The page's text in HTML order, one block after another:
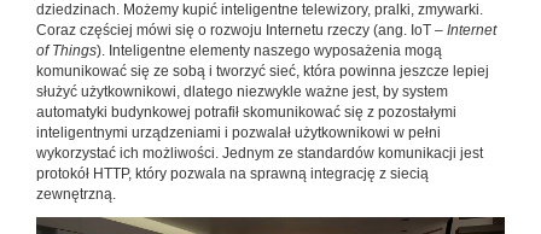
dziedzinach. Możemy kupić inteligentne telewizory, pralki, zmywarki.
Coraz częściej mówi się o rozwoju Internetu rzeczy (ang. IoT – Internet
of Things). Inteligentne elementy naszego wyposażenia mogą
komunikować się ze sobą i tworzyć sieć, która powinna jeszcze lepiej
służyć użytkownikowi, dlatego niezwykle ważne jest, by system
automatyki budynkowej potrafił skomunikować się z pozostałymi
inteligentnymi urządzeniami i pozwalał użytkownikowi w pełni
wykorzystać ich możliwości. Jednym ze standardów komunikacji jest
protokół HTTP, który pozwala na sprawną integrację z siecią
zewnętrzną.